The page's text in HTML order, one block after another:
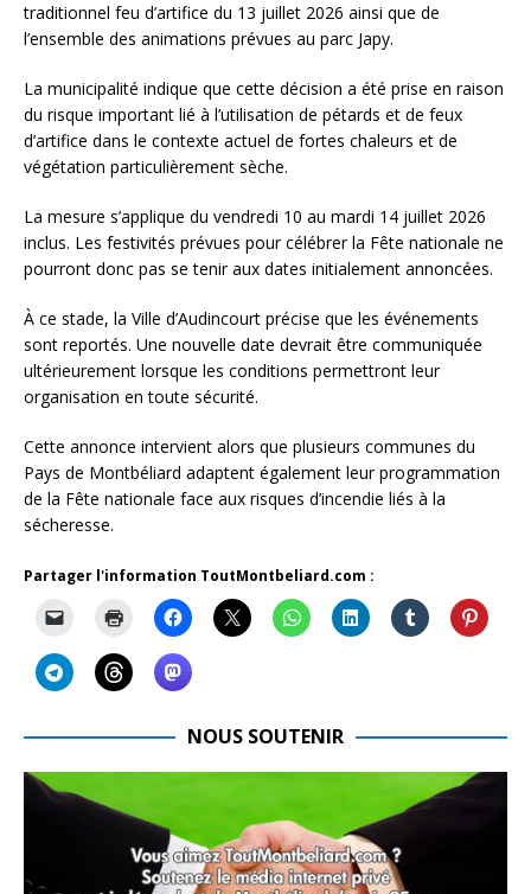
traditionnel feu d’artifice du 13 juillet 2026 ainsi que de
l’ensemble des animations prévues au parc Japy.
La municipalité indique que cette décision a été prise en raison
du risque important lié à l’utilisation de pétards et de feux
d’artifice dans le contexte actuel de fortes chaleurs et de
végétation particulièrement sèche.
La mesure s’applique du vendredi 10 au mardi 14 juillet 2026
inclus. Les festivités prévues pour célébrer la Fête nationale ne
pourront donc pas se tenir aux dates initialement annoncées.
À ce stade, la Ville d’Audincourt précise que les événements
sont reportés. Une nouvelle date devrait être communiquée
ultérieurement lorsque les conditions permettront leur
organisation en toute sécurité.
Cette annonce intervient alors que plusieurs communes du
Pays de Montbéliard adaptent également leur programmation
de la Fête nationale face aux risques d’incendie liés à la
sécheresse.
Partager l'information ToutMontbeliard.com :
NOUS SOUTENIR